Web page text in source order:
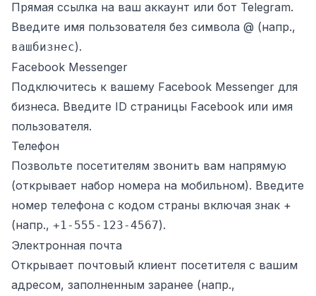
Прямая ссылка на ваш аккаунт или бот Telegram.
Введите имя пользователя без символа @ (напр.,
вашбизнес).
Facebook Messenger
Подключитесь к вашему Facebook Messenger для
бизнеса. Введите ID страницы Facebook или имя
пользователя.
Телефон
Позвольте посетителям звонить вам напрямую
(открывает набор номера на мобильном). Введите
номер телефона с кодом страны включая знак +
(напр., +1-555-123-4567).
Электронная почта
Открывает почтовый клиент посетителя с вашим
адресом, заполненным заранее (напр.,